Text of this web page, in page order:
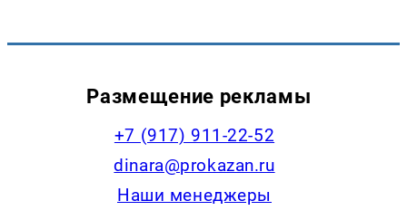
Размещение рекламы
+7 (917) 911-22-52
dinara@prokazan.ru
Наши менеджеры